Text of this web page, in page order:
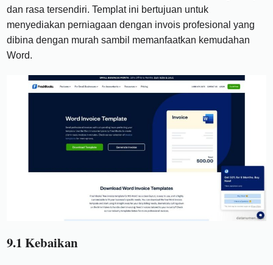
dan rasa tersendiri. Templat ini bertujuan untuk
menyediakan perniagaan dengan invois profesional yang
dibina dengan murah sambil memanfaatkan kemudahan
Word.
9.1 Kebaikan